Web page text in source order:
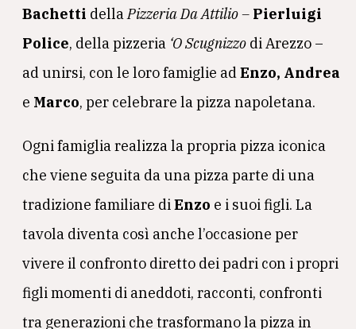
Bachetti dellaPizzeria Da Attilio – Pierluigi
Police, della pizzeria ‘O Scugnizzo di Arezzo –
ad unirsi, con le loro famiglie adEnzo, Andrea
e Marco, per celebrare la pizza napoletana.
Ogni famiglia realizza la propria pizza iconica
che viene seguita da una pizza parte di una
tradizione familiare diEnzo e i suoi figli. La
tavola diventa così anche l’occasione per
vivere il confronto diretto dei padri con i propri
figli momenti di aneddoti, racconti, confronti
tra generazioni che trasformano la pizza in